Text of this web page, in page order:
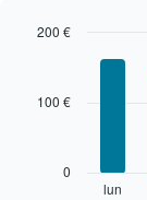
lun
0
100 €
200 €